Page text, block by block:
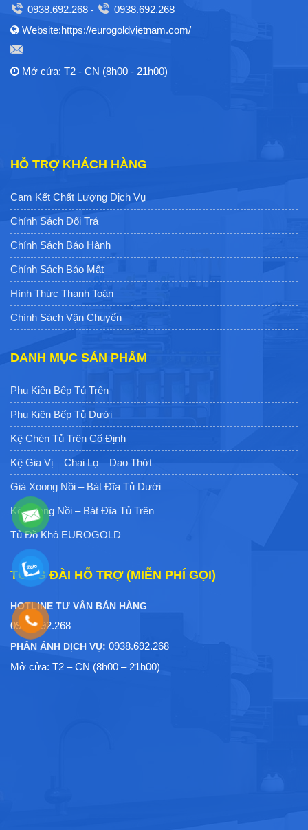
0938.692.268 -
0938.692.268
Website:https://eurogoldvietnam.com/
Mở cửa: T2 - CN (8h00 - 21h00)
HỖ TRỢ KHÁCH HÀNG
Cam Kết Chất Lượng Dịch Vụ
Chính Sách Đổi Trả
Chính Sách Bảo Hành
Chính Sách Bảo Mật
Hình Thức Thanh Toán
Chính Sách Vận Chuyển
DANH MỤC SẢN PHẨM
Phụ Kiện Bếp Tủ Trên
Phụ Kiện Bếp Tủ Dưới
Kệ Chén Tủ Trên Cố Định
Kệ Gia Vị – Chai Lọ – Dao Thớt
Giá Xoong Nồi – Bát Đĩa Tủ Dưới
Kệ Xoong Nồi – Bát Đĩa Tủ Trên
Tủ Đồ Khô EUROGOLD
TỔNG ĐÀI HỖ TRỢ (MIỄN PHÍ GỌI)
HOTLINE TƯ VẤN BÁN HÀNG
0938.692.268
PHẢN ÁNH DỊCH VỤ: 0938.692.268
Mở cửa: T2 – CN (8h00 – 21h00)